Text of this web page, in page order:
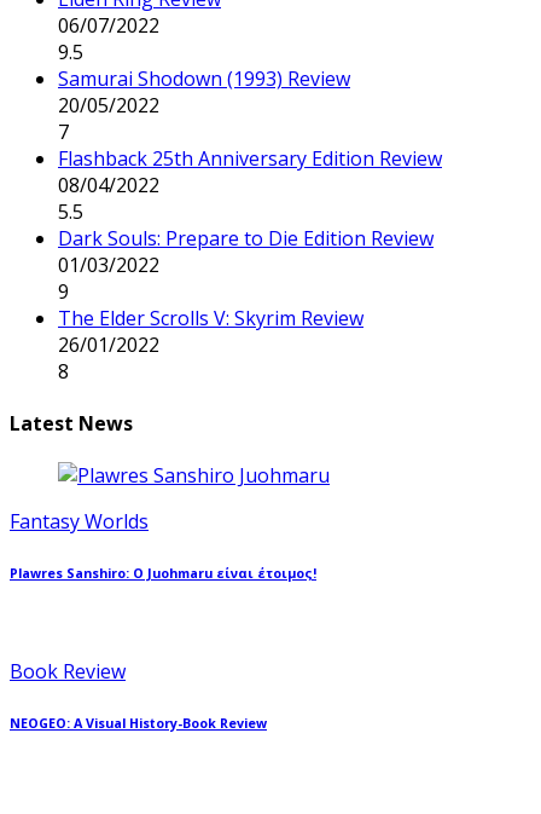
06/07/2022
9.5
Samurai Shodown (1993) Review
20/05/2022
7
Flashback 25th Anniversary Edition Review
08/04/2022
5.5
Dark Souls: Prepare to Die Edition Review
01/03/2022
9
The Elder Scrolls V: Skyrim Review
26/01/2022
8
Latest News
Fantasy Worlds
Plawres Sanshiro: Ο Juohmaru είναι έτοιμος!
Book Review
NEOGEO: A Visual History-Book Review